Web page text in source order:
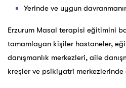
Yerinde ve uygun
Erzurum Masal terapisi eğitimini
tamamlayan kişiler hastaneler,
danışmanlık merkezleri, aile
kreşler ve psikiyatri merkezlerinde